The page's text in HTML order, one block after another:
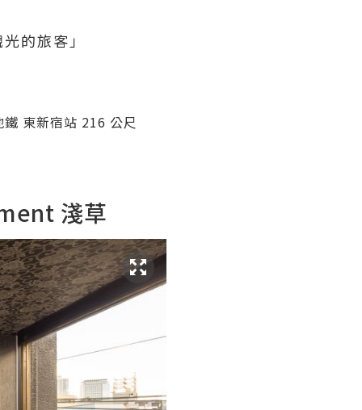
的旅客」
東新宿站 216 公尺
淺草